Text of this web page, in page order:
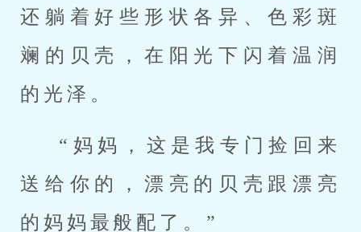
还躺着好些形状各异、色彩斑
斓的贝壳，在阳光下闪着温润
的光泽。
“妈妈，这是我专门捡回来
送给你的，漂亮的贝壳跟漂亮
的妈妈最般配了。”